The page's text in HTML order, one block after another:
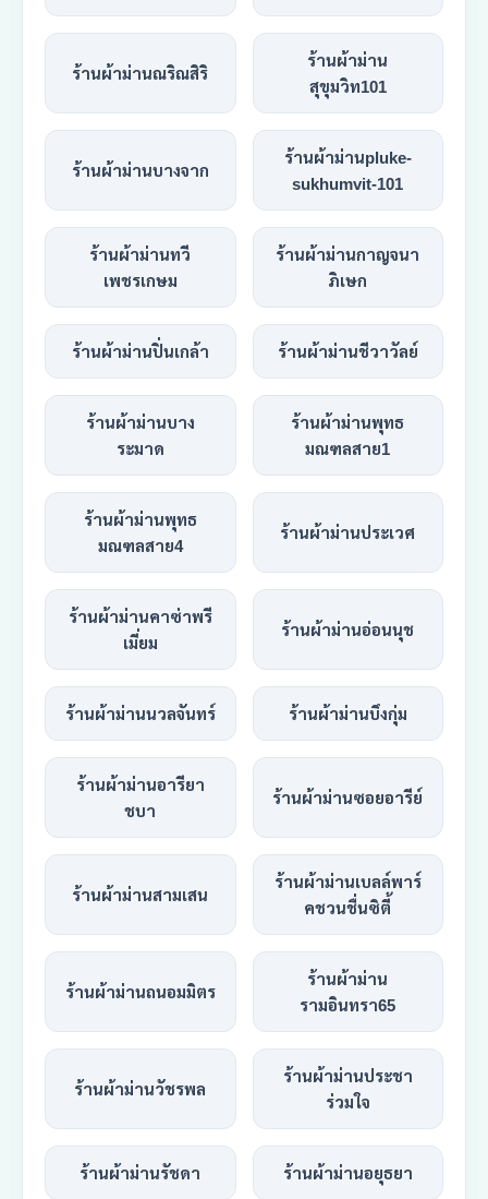
ร้านผ้าม่านณริณสิริ
ร้านผ้าม่าน
สุขุมวิท101
ร้านผ้าม่านบางจาก
ร้านผ้าม่านpluke-
sukhumvit-101
ร้านผ้าม่านทวี
เพชรเกษม
ร้านผ้าม่านกาญจนา
ภิเษก
ร้านผ้าม่านปิ่นเกล้า ร้านผ้าม่านชีวาวัลย์
ร้านผ้าม่านบาง
ระมาด
ร้านผ้าม่านพุทธ
มณฑลสาย1
ร้านผ้าม่านพุทธ
มณฑลสาย4
ร้านผ้าม่านประเวศ
ร้านผ้าม่านคาซ่าพรี
เมี่ยม
ร้านผ้าม่านอ่อนนุช
ร้านผ้าม่านนวลจันทร์ ร้านผ้าม่านบึงกุ่ม
ร้านผ้าม่านอารียา
ชบา
ร้านผ้าม่านซอยอารีย์
ร้านผ้าม่านสามเสน
ร้านผ้าม่านเบลล์พาร์
คชวนชื่นซิตี้
ร้านผ้าม่านถนอมมิตร
ร้านผ้าม่าน
รามอินทรา65
ร้านผ้าม่านวัชรพล
ร้านผ้าม่านประชา
ร่วมใจ
ร้านผ้าม่านรัชดา ร้านผ้าม่านอยุธยา